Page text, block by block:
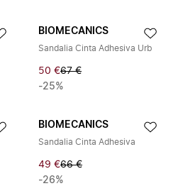
BIOMECANICS
Sandalia Cinta Adhesiva Urb
50 €67 €
-25%
BIOMECANICS
Sandalia Cinta Adhesiva
49 €66 €
-26%